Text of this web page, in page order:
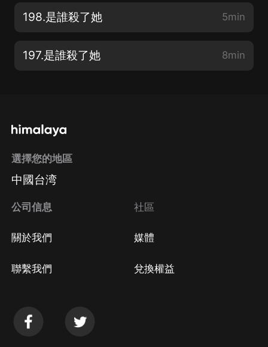
198.是誰殺了她 5min
197.是誰殺了她 8min
選擇您的地區
中國台湾
公司信息
關於我們
聯繫我們
社區
媒體
兌換權益